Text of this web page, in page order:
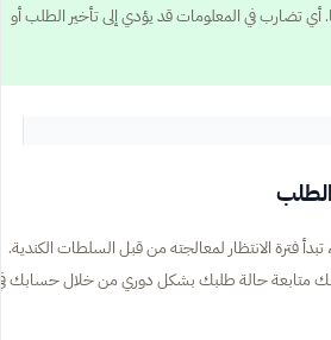
أي تضارب في المعلومات قد يؤدي إلى تأخير الطلب أو
فترة الانتظار لمعالجته من قبل السلطات الكندية.
متابعة حالة طلبك بشكل دوري من خلال حسابك